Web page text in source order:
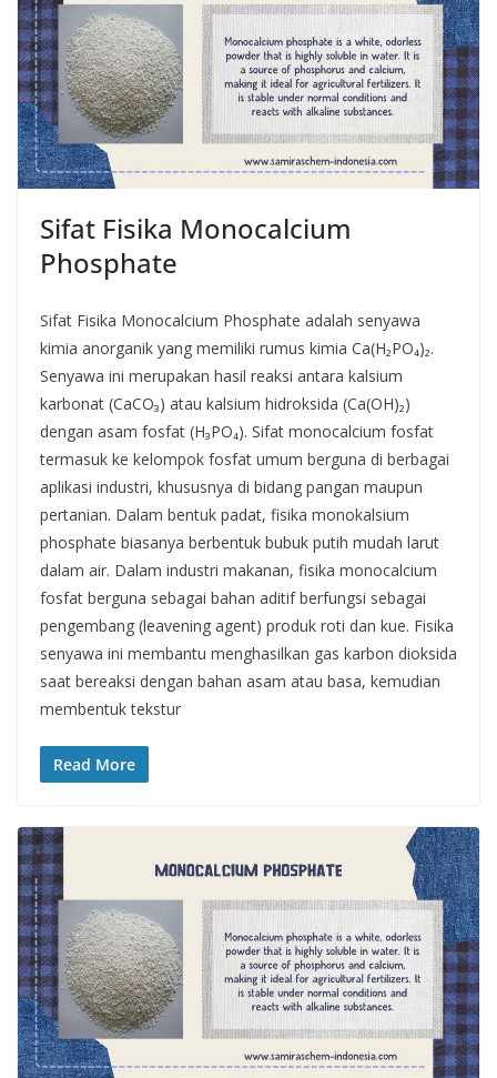
Sifat Fisika Monocalcium
Phosphate
Sifat Fisika Monocalcium Phosphate adalah senyawa
kimia anorganik yang memiliki rumus kimia Ca(H₂PO₄)₂.
Senyawa ini merupakan hasil reaksi antara kalsium
karbonat (CaCO₃) atau kalsium hidroksida (Ca(OH)₂)
dengan asam fosfat (H₃PO₄). Sifat monocalcium fosfat
termasuk ke kelompok fosfat umum berguna di berbagai
aplikasi industri, khususnya di bidang pangan maupun
pertanian. Dalam bentuk padat, fisika monokalsium
phosphate biasanya berbentuk bubuk putih mudah larut
dalam air. Dalam industri makanan, fisika monocalcium
fosfat berguna sebagai bahan aditif berfungsi sebagai
pengembang (leavening agent) produk roti dan kue. Fisika
senyawa ini membantu menghasilkan gas karbon dioksida
saat bereaksi dengan bahan asam atau basa, kemudian
membentuk tekstur
Read More